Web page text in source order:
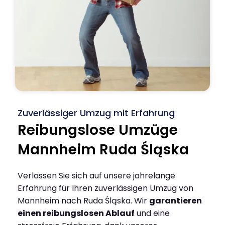
Zuverlässiger Umzug mit Erfahrung
Reibungslose Umzüge
Mannheim Ruda Śląska
Verlassen Sie sich auf unsere jahrelange
Erfahrung für Ihren zuverlässigen Umzug von
Mannheim nach Ruda Śląska. Wir garantieren
einen reibungslosen Ablauf und eine